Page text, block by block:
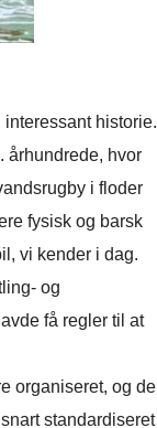
historie.
århundrede, hvor
i floder
fysisk og barsk
vi kender i dag.
og
få regler til at
organiseret, og de
standardiseret